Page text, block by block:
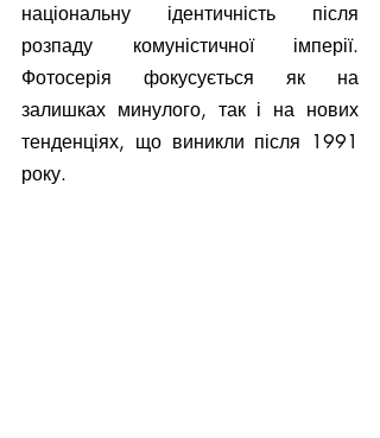
національну ідентичність після
розпаду комуністичної імперії.
Фотосерія фокусується як на
залишках минулого, так і на нових
тенденціях, що виникли після 1991
року.